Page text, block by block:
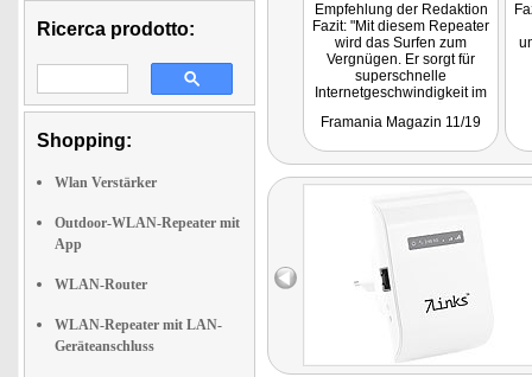
Ricerca prodotto:
Shopping:
Wlan Verstärker
Outdoor-WLAN-Repeater mit
App
WLAN-Router
WLAN-Repeater mit LAN-
Geräteanschluss
Empfehlung der Redaktion
Fazit: "Mit diesem Repeater
wird das Surfen zum
Vergnügen. Er sorgt für
superschnelle
Internetgeschwindigkeit im
auch noch ganz einfach
Framania Magazin 11/19